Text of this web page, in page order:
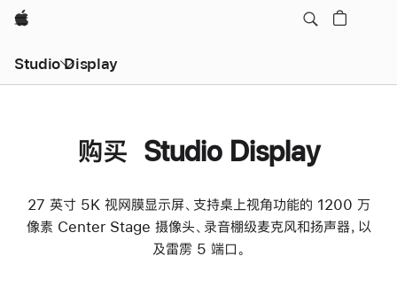
Apple
Studio Display
购买 Studio Display
27 英寸 5K 视网膜显示屏、支持桌上视角功能的 1200 万
像素 Center Stage 摄像头、录音棚级麦克风和扬声器，以
及雷雳 5 端口。